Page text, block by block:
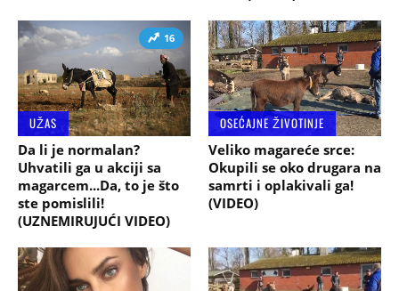
16
UŽAS
Da li je normalan?
Uhvatili ga u akciji sa
magarcem...Da, to je što
ste pomislili!
(UZNEMIRUJUĆI VIDEO)
OSEĆAJNE ŽIVOTINJE
Veliko magareće srce:
Okupili se oko drugara na
samrti i oplakivali ga!
(VIDEO)